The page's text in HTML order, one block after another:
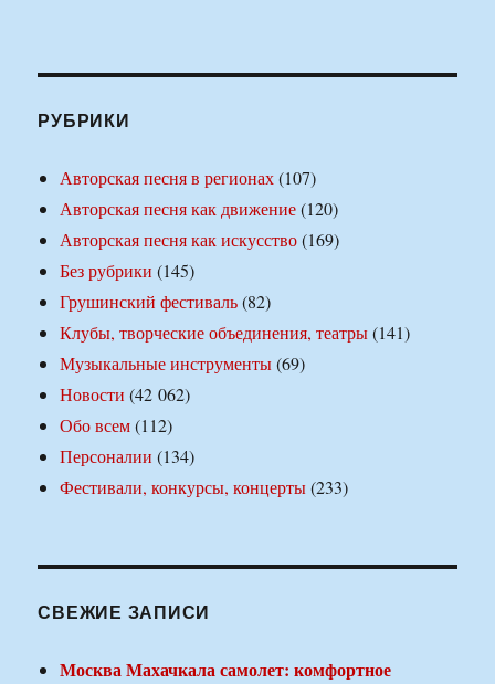
РУБРИКИ
Авторская песня в регионах(107)
Авторская песня как движение(120)
Авторская песня как искусство(169)
Без рубрики (145)
Грушинский фестиваль(82)
Клубы, творческие объединения, театры(141)
Музыкальные инструменты(69)
Новости (42 062)
Обо всем(112)
Персоналии (134)
Фестивали, конкурсы, концерты(233)
СВЕЖИЕ ЗАПИСИ
Москва Махачкала самолет: комфортное